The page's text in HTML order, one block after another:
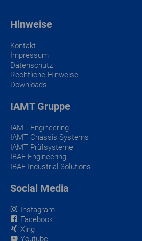
Das Kleingedruckte
Hinweise
Kontakt
Impressum
Datenschutz
Rechtliche Hinweise
Downloads
IAMT Gruppe
IAMT Engineering
IAMT Chassis Systems
IAMT Prüfsysteme
IBAF Engineering
IBAF Industrial Solutions
Social Media
Instagram
Facebook
Xing
Youtube